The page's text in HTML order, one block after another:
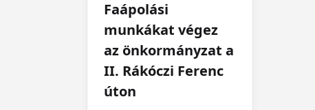
Faápolási
munkákat végez
az önkormányzat a
II. Rákóczi Ferenc
úton